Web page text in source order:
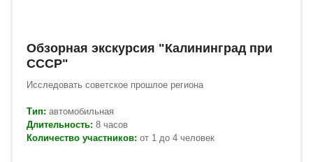
Обзорная экскурсия "Калининград при
СССР"
Исследовать советское прошлое региона
Тип: автомобильная
Длительность: 8 часов
Количество участников: от 1 до 4 человек